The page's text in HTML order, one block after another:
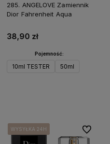
285. ANGELOVE Zamiennik
Dior Fahrenheit Aqua
38,90 zł
Pojemność:
10ml TESTER 50ml
WYSYŁKA 24H
WYSYŁKA 24H
WYSYŁKA 24H
WYSYŁKA 24H Do